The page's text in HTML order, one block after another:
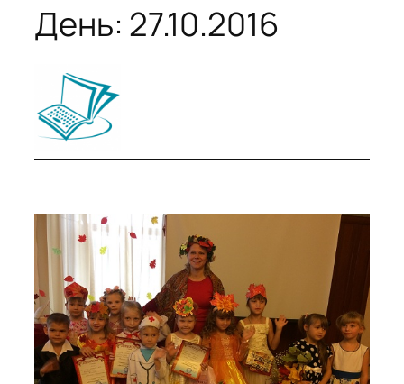
День: 27.10.2016